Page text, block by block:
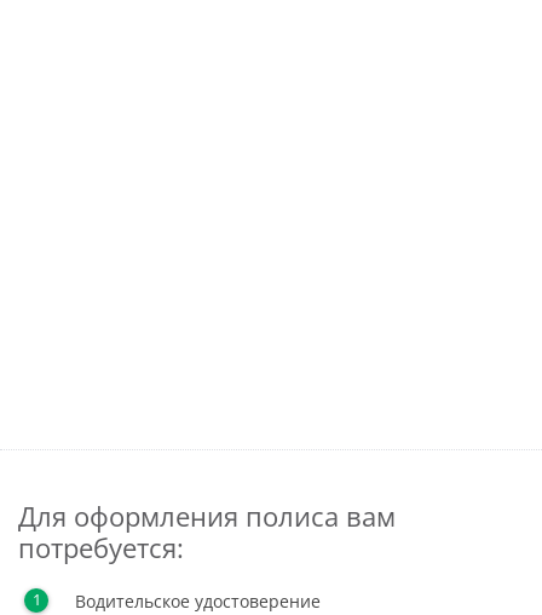
Для оформления полиса вам
потребуется:
Водительское удостоверение